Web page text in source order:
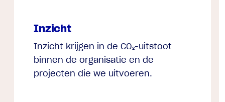
Inzicht
Inzicht krijgen in de CO₂-uitstoot
binnen de organisatie en de
projecten die we uitvoeren.